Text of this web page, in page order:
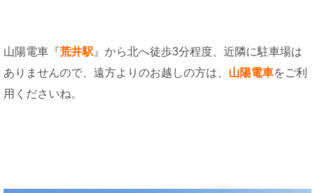
山陽電車『荒井駅 』から北へ徒歩3分程度、近隣に駐車場は
ありませんので、遠方よりのお越しの方は、 山陽電車をご利
用くださいね。